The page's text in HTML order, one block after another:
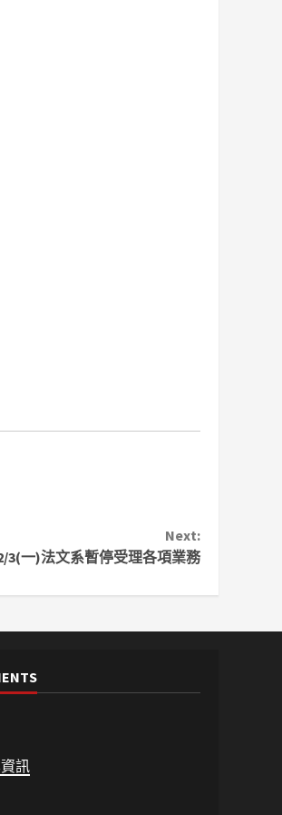
Next:
3(一)法文系暫停受理各項業務
訊